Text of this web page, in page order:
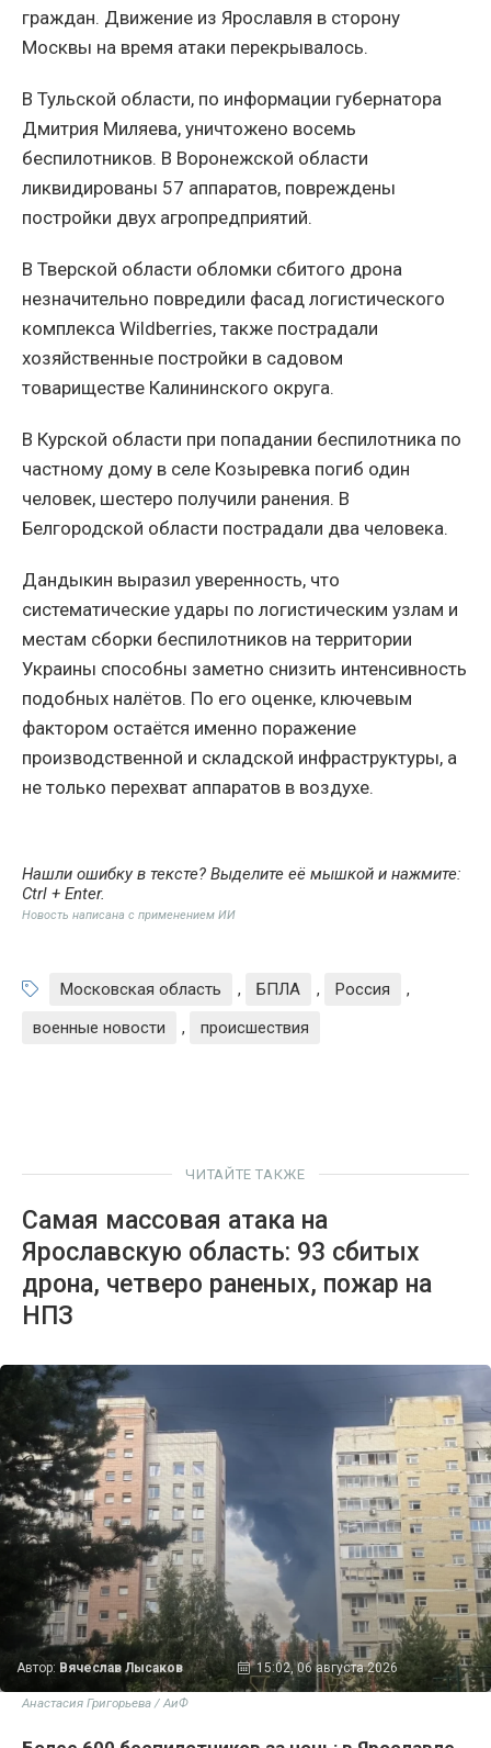
граждан. Движение из Ярославля в сторону
Москвы на время атаки перекрывалось.
В Тульской области, по информации губернатора
Дмитрия Миляева, уничтожено восемь
беспилотников. В Воронежской области
ликвидированы 57 аппаратов, повреждены
постройки двух агропредприятий.
В Тверской области обломки сбитого дрона
незначительно повредили фасад логистического
комплекса Wildberries, также пострадали
хозяйственные постройки в садовом
товариществе Калининского округа.
В Курской области при попадании беспилотника по
частному дому в селе Козыревка погиб один
человек, шестеро получили ранения. В
Белгородской области пострадали два человека.
Дандыкин выразил уверенность, что
систематические удары по логистическим узлам и
местам сборки беспилотников на территории
Украины способны заметно снизить интенсивность
подобных налётов. По его оценке, ключевым
фактором остаётся именно поражение
производственной и складской инфраструктуры, а
не только перехват аппаратов в воздухе.
Нашли ошибку в тексте? Выделите её мышкой и нажмите:
Ctrl + Enter.
Новость написана с применением ИИ
Московская область , БПЛА , Россия
,
военные новости
, происшествия
ЧИТАЙТЕ ТАКЖЕ
Самая массовая атака на
Ярославскую область: 93 сбитых
дрона, четверо раненых, пожар на
НПЗ
Автор: Вячеслав Лысаков 15:02, 06 августа 2026
Анастасия Григорьева / АиФ